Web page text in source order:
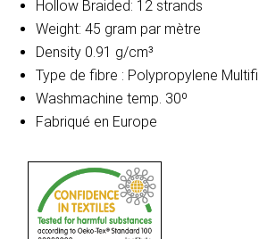
Hollow Braided: 12 strands
Weight: 45 gram par mètre
Density 0.91 g/cm³
Type de fibre : Polypropylene
Washmachine temp. 30º
Fabriqué en Europe